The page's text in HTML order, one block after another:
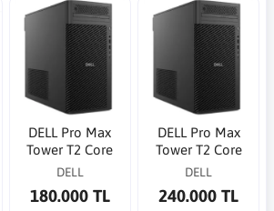
DELL Pro Max
Tower T2 Core
Ultra7 265 5.3GHz
NVIDIA A400 4G
DELL
180.000 TL
DELL Pro Max
Tower T2 Core
Ultra 7 265 5.3GHz
NVIDIA A1000 8G
DELL
240.000 TL